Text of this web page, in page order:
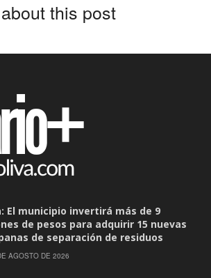
this post
El municipio invertirá más de 9
de pesos para adquirir 15 nuevas
de separación de residuos
AGOSTO DE 2026